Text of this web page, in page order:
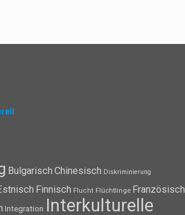
Bulgarisch Chinesisch Diskriminierung
Finnisch Flucht Flüchtlinge Französisch
Integration Interkulturelle